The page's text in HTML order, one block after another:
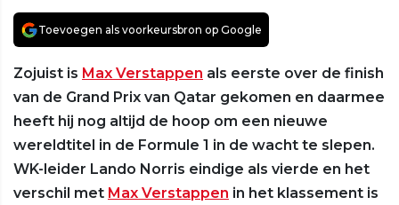
Toevoegen als voorkeursbron op Google
Zojuist is Max Verstappen als eerste over de finish
van de Grand Prix van Qatar gekomen en daarmee
heeft hij nog altijd de hoop om een nieuwe
wereldtitel in de Formule 1 in de wacht te slepen.
WK-leider Lando Norris eindige als vierde en het
verschil met Max Verstappen in het klassement is